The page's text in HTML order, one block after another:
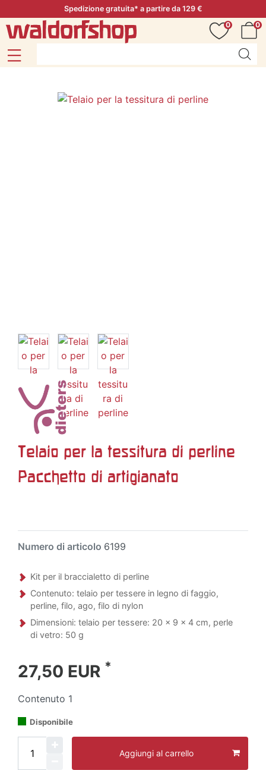
Spedizione gratuita* a partire da 129 €
0
0
Telaio per la tessitura di perline
Pacchetto di artigianato
Numero di articolo 6199
Kit per il braccialetto di perline
Contenuto: telaio per tessere in legno di faggio,
perline, filo, ago, filo di nylon
Dimensioni: telaio per tessere: 20 x 9 x 4 cm, perle
di vetro: 50 g
27,50 EUR *
Contenuto 1
Disponibile
Aggiungi al carrello